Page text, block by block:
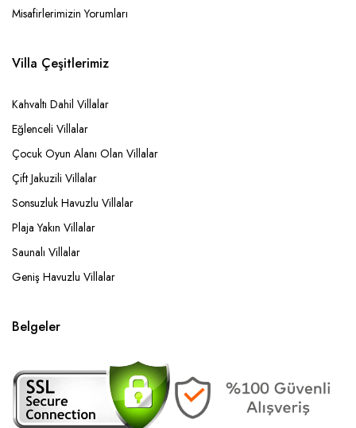
Misafirlerimizin Yorumları
Villa Çeşitlerimiz
Kahvaltı Dahil Villalar
Eğlenceli Villalar
Çocuk Oyun Alanı Olan Villalar
Çift Jakuzili Villalar
Sonsuzluk Havuzlu Villalar
Plaja Yakın Villalar
Saunalı Villalar
Geniş Havuzlu Villalar
Belgeler